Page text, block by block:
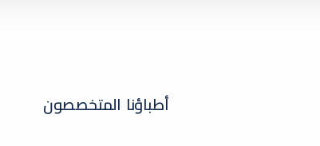
أطباؤنا المتخصصون